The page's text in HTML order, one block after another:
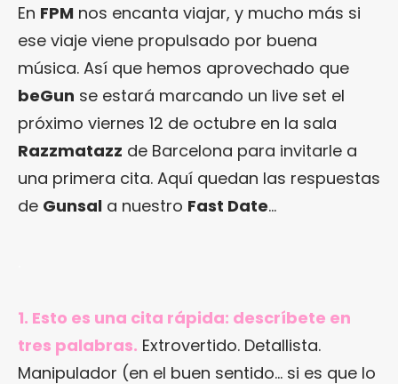
En FPM nos encanta viajar, y mucho más si
ese viaje viene propulsado por buena
música. Así que hemos aprovechado que
beGun se estará marcando un live set el
próximo viernes 12 de octubre en la sala
Razzmatazz de Barcelona para invitarle a
una primera cita. Aquí quedan las respuestas
de Gunsal a nuestro Fast Date…
1. Esto es una cita rápida: descríbete en
tres palabras. Extrovertido. Detallista.
Manipulador (en el buen sentido… si es que lo